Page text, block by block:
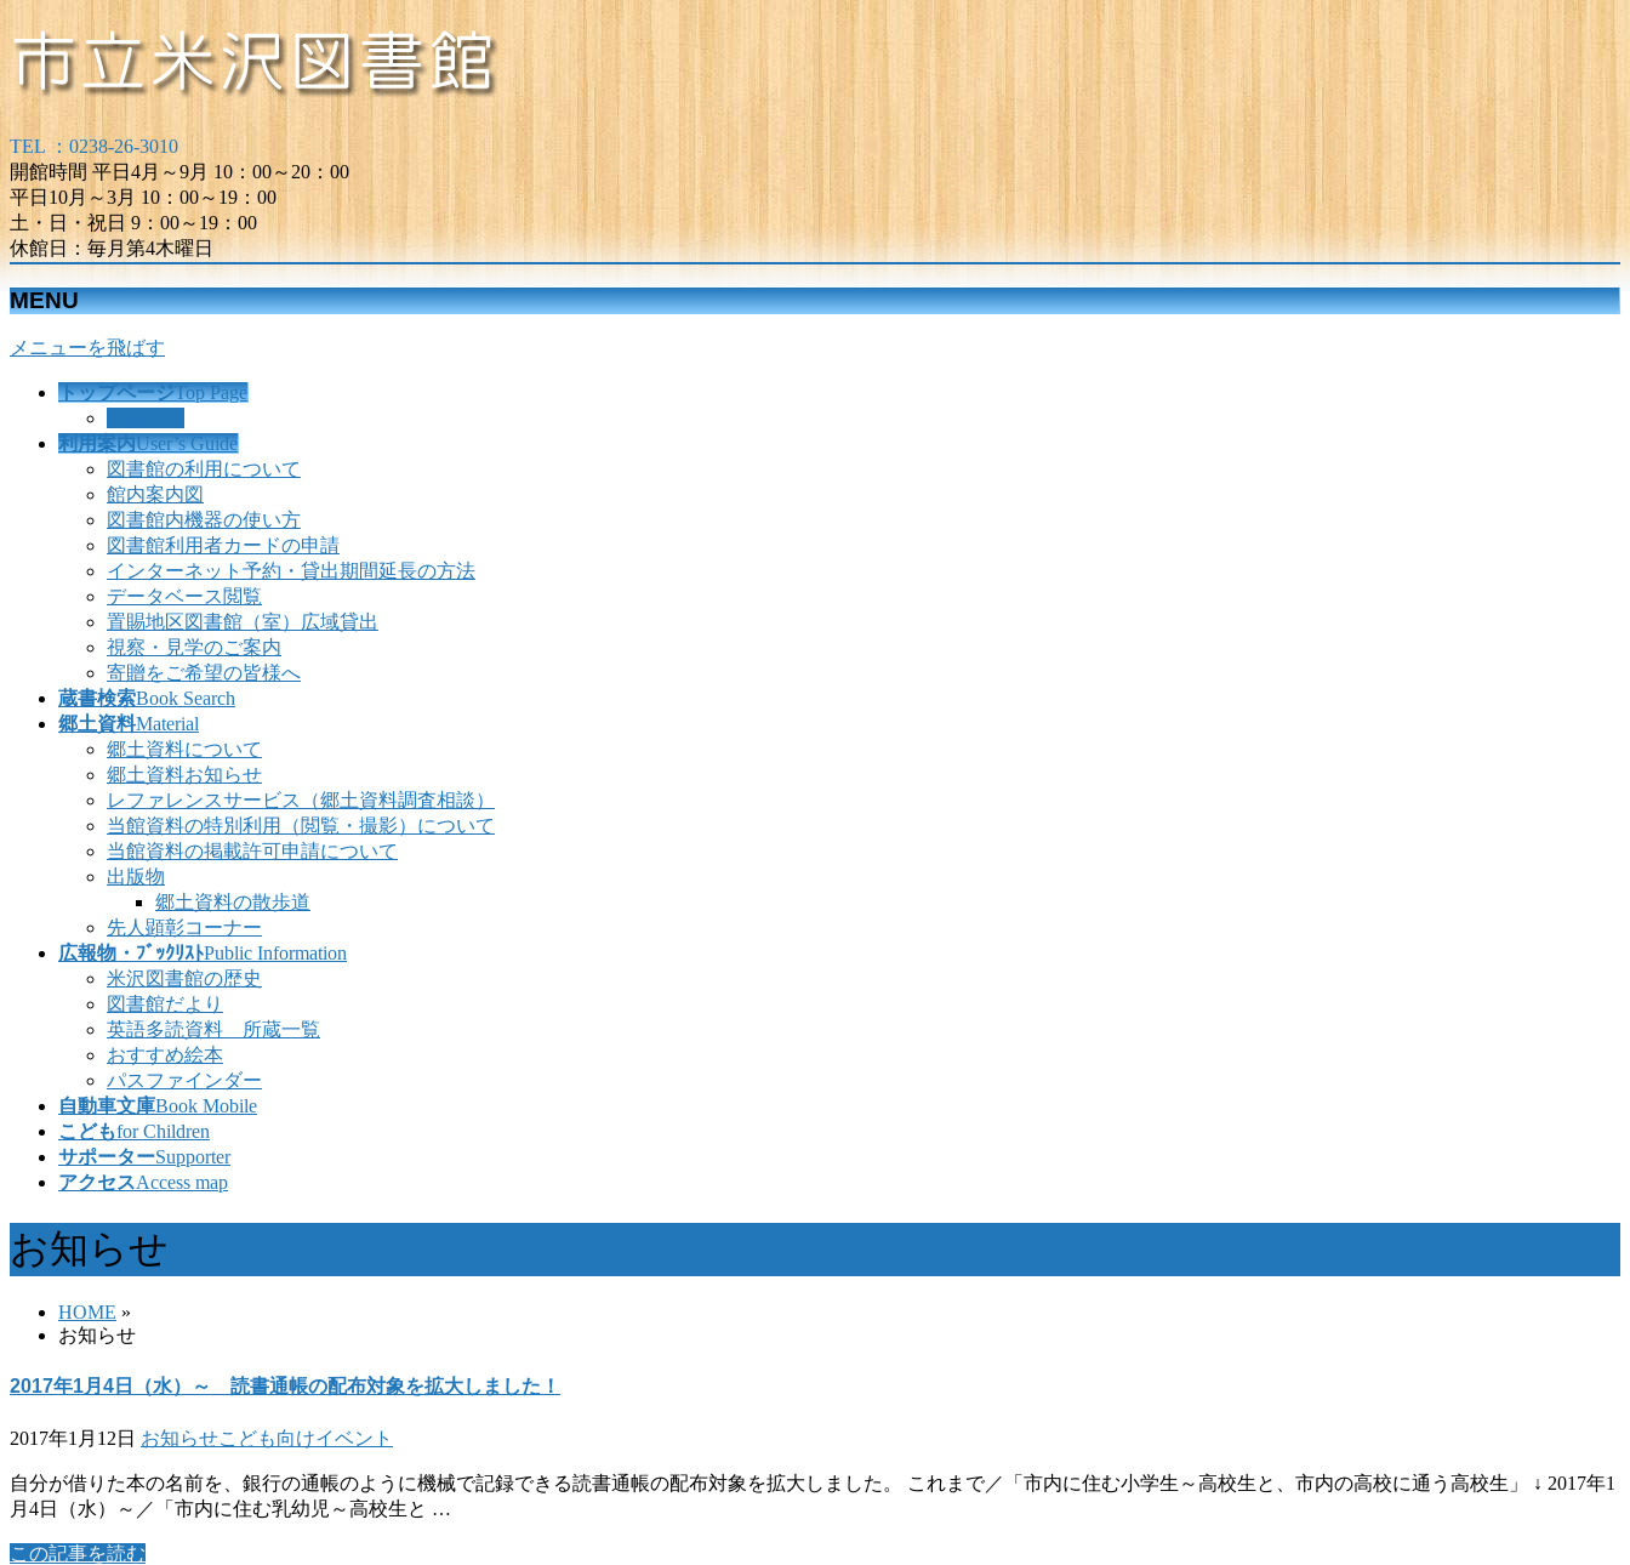
TEL ：0238-26-3010
開館時間 平日4月～9月 10：00～20：00
平日10月～3月 10：00～19：00
土・日・祝日 9：00～19：00
休館日：毎月第4木曜日
MENU
メニューを飛ばす
トップページTop Page
利用案内User’s Guide
図書館の利用について
館内案内図
図書館内機器の使い方
図書館利用者カードの申請
インターネット予約・貸出期間延長の方法
データベース閲覧
置賜地区図書館（室）広域貸出
視察・見学のご案内
寄贈をご希望の皆様へ
蔵書検索Book Search
郷土資料Material
郷土資料について
郷土資料お知らせ
レファレンスサービス（郷土資料調査相談）
当館資料の特別利用（閲覧・撮影）について
当館資料の掲載許可申請について
出版物
郷土資料の散歩道
先人顕彰コーナー
広報物・ﾌﾞｯｸﾘｽﾄPublic Information
米沢図書館の歴史
図書館だより
英語多読資料 所蔵一覧
おすすめ絵本
パスファインダー
自動車文庫Book Mobile
こどもfor Children
サポーターSupporter
アクセスAccess map
お知らせ
HOME »
お知らせ
2017年1月4日（水）～ 読書通帳の配布対象を拡大しました！
2017年1月12日 お知らせこども向けイベント
自分が借りた本の名前を、銀行の通帳のように機械で記録できる読書通帳の配布対象を拡大しました。 これまで／「市内に住む小学生～高校生と、市内の高校に通う高校生」 ↓ 2017年1
月4日（水）～／「市内に住む乳幼児～高校生と …
この記事を読む